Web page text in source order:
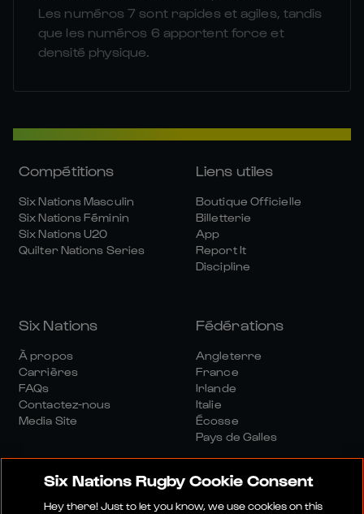
Les numéros 7 sont rapides et agiles, tandis
que les numéros 6 apportent force et
densité physique.
Compétitions
Six Nations Masculin
Six Nations Féminin
Six Nations U20
Quilter Nations Series
Liens utiles
Boutique Officielle
Billetterie
App
Report It
Discipline
Six Nations
À propos
Carrières
FAQs
Contactez-nous
Media Site
Fédérations
Angleterre
France
Irlande
Italie
Écosse
Pays de Galles
Six Nations Rugby Cookie Consent
Hey there! Just to let you know, we use cookies on this